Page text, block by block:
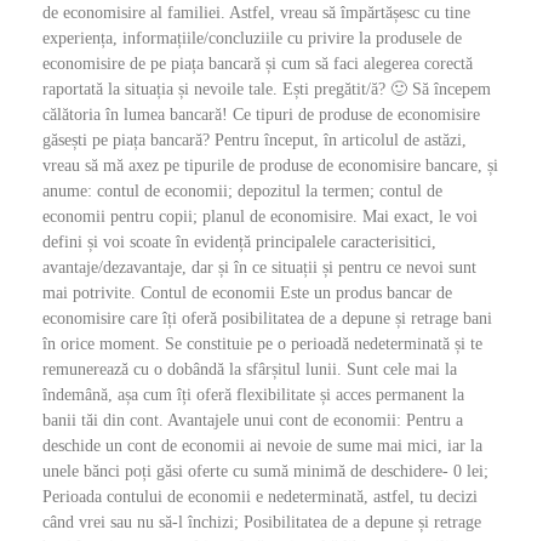
de economisire al familiei. Astfel, vreau să împărtășesc cu tine
experiența, informațiile/concluziile cu privire la produsele de
economisire de pe piața bancară și cum să faci alegerea corectă
raportată la situația și nevoile tale. Ești pregătit/ă? 🙂 Să începem
călătoria în lumea bancară! Ce tipuri de produse de economisire
găsești pe piața bancară? Pentru început, în articolul de astăzi,
vreau să mă axez pe tipurile de produse de economisire bancare, și
anume: contul de economii; depozitul la termen; contul de
economii pentru copii; planul de economisire. Mai exact, le voi
defini și voi scoate în evidență principalele caracterisitici,
avantaje/dezavantaje, dar și în ce situații și pentru ce nevoi sunt
mai potrivite. Contul de economii Este un produs bancar de
economisire care îți oferă posibilitatea de a depune și retrage bani
în orice moment. Se constituie pe o perioadă nedeterminată și te
remunerează cu o dobândă la sfârșitul lunii. Sunt cele mai la
îndemână, așa cum îți oferă flexibilitate și acces permanent la
banii tăi din cont. Avantajele unui cont de economii: Pentru a
deschide un cont de economii ai nevoie de sume mai mici, iar la
unele bănci poți găsi oferte cu sumă minimă de deschidere- 0 lei;
Perioada contului de economii e nedeterminată, astfel, tu decizi
când vrei sau nu să-l închizi; Posibilitatea de a depune și retrage